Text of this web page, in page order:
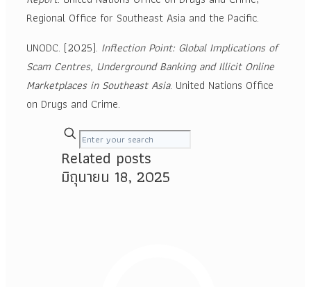
Regional Office for Southeast Asia and the Pacific.
UNODC. (2025). Inflection Point: Global Implications of
Scam Centres, Underground Banking and Illicit Online
Marketplaces in Southeast Asia. United Nations Office
on Drugs and Crime.
Related posts
มิถุนายน 18, 2025